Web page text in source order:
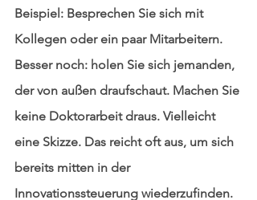
Beispiel: Besprechen Sie sich mit
Kollegen oder ein paar Mitarbeitern.
Besser noch: holen Sie sich jemanden,
der von außen draufschaut. Machen Sie
keine Doktorarbeit draus. Vielleicht
eine Skizze. Das reicht oft aus, um sich
bereits mitten in der
Innovationssteuerung wiederzufinden.